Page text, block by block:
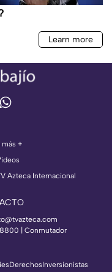
más +
Azteca Internacional
| Conmutador
DerechosInversionistas